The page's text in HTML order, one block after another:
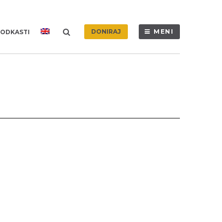
DONIRAJ MENI